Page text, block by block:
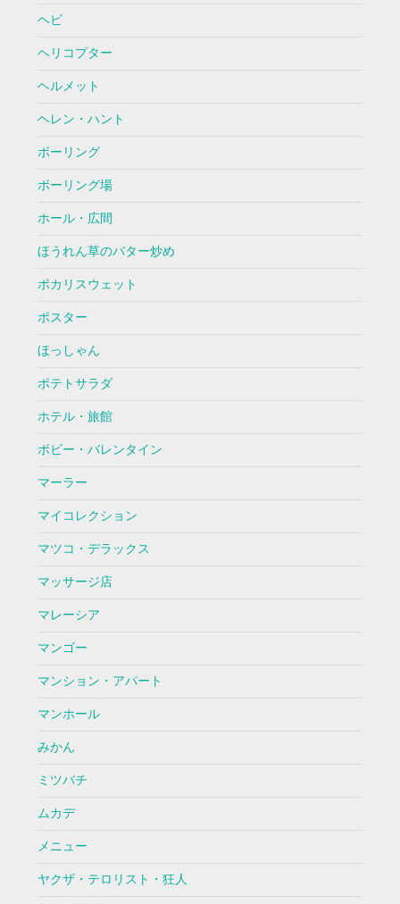
ヘビ
ヘリコプター
ヘルメット
ヘレン・ハント
ボーリング
ボーリング場
ホール・広間
ほうれん草のバター炒め
ポカリスウェット
ポスター
ほっしゃん
ポテトサラダ
ホテル・旅館
ボビー・バレンタイン
マーラー
マイコレクション
マツコ・デラックス
マッサージ店
マレーシア
マンゴー
マンション・アパート
マンホール
みかん
ミツバチ
ムカデ
メニュー
ヤクザ・テロリスト・狂人